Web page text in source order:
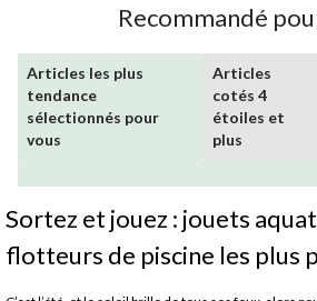
Recommandé
Articles les plus
tendance
sélectionnés pour
vous
Articles
cotés 4
étoiles et
plus
Sortez et jouez : jouets
flotteurs de piscine les plus